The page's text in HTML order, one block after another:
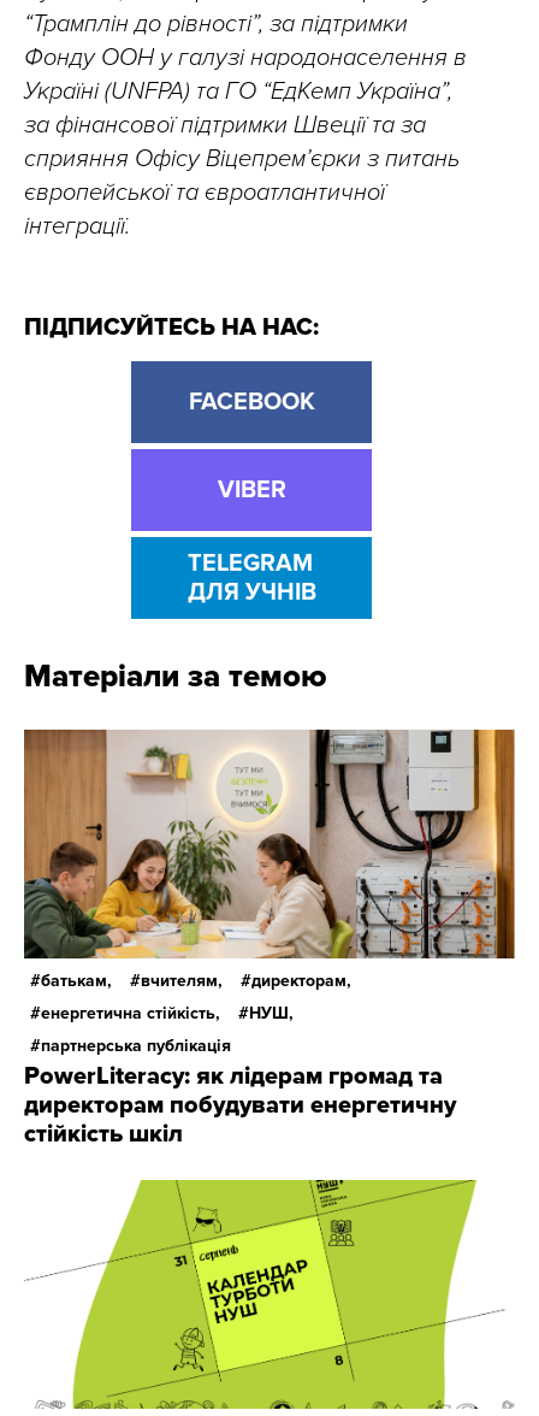
“Трамплін до рівності”, за підтримки
Фонду ООН у галузі народонаселення в
Україні (UNFPA) та ГО “ЕдКемп Україна”,
за фінансової підтримки Швеції та за
сприяння Офісу Віцепрем’єрки з питань
європейської та євроатлантичної
інтеграції.
ПІДПИСУЙТЕСЬ НА НАС:
FACEBOOK
VIBER
TELEGRAM
ДЛЯ УЧНІВ
Матеріали за темою
батькам, вчителям,
директорам,
енергетична стійкість,
НУШ,
партнерська публікація
PowerLiteracy: як лідерам громад та
директорам побудувати енергетичну
стійкість шкіл